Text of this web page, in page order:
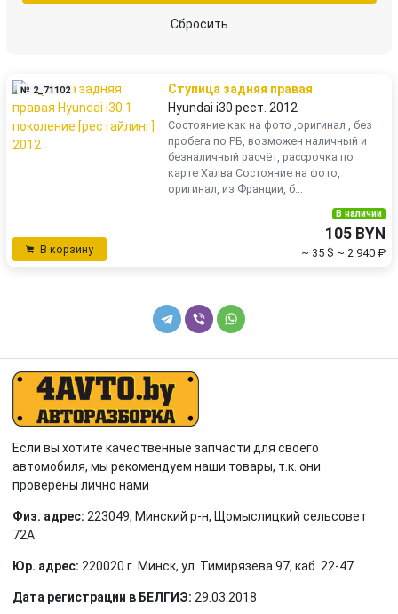
Сбросить
№ 2_71102
Ступица задняя правая
Hyundai i30 рест. 2012
Состояние как на фото ,оригинал , без
пробега по РБ, возможен наличный и
безналичный расчёт, рассрочка по
карте Халва Состояние на фото,
оригинал, из Франции, б...
В корзину
В наличии
105 BYN
~ 35 $ ~ 2 940 ₽
Если вы хотите качественные запчасти для своего
автомобиля, мы рекомендуем наши товары, т.к. они
проверены лично нами
Физ. адрес: 223049, Минский р-н, Щомыслицкий сельсовет
72А
Юр. адрес: 220020 г. Минск, ул. Тимирязева 97, каб. 22-47
Дата регистрации в БЕЛГИЭ: 29.03.2018